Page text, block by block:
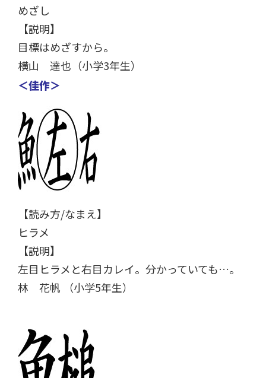
めざし
【説明】
目標はめざすから。
横山 達也（小学3年生）
＜佳作＞
【読み方/なまえ】
ヒラメ
【説明】
左目ヒラメと右目カレイ。分かっていても…。
林 花帆 （小学5年生）